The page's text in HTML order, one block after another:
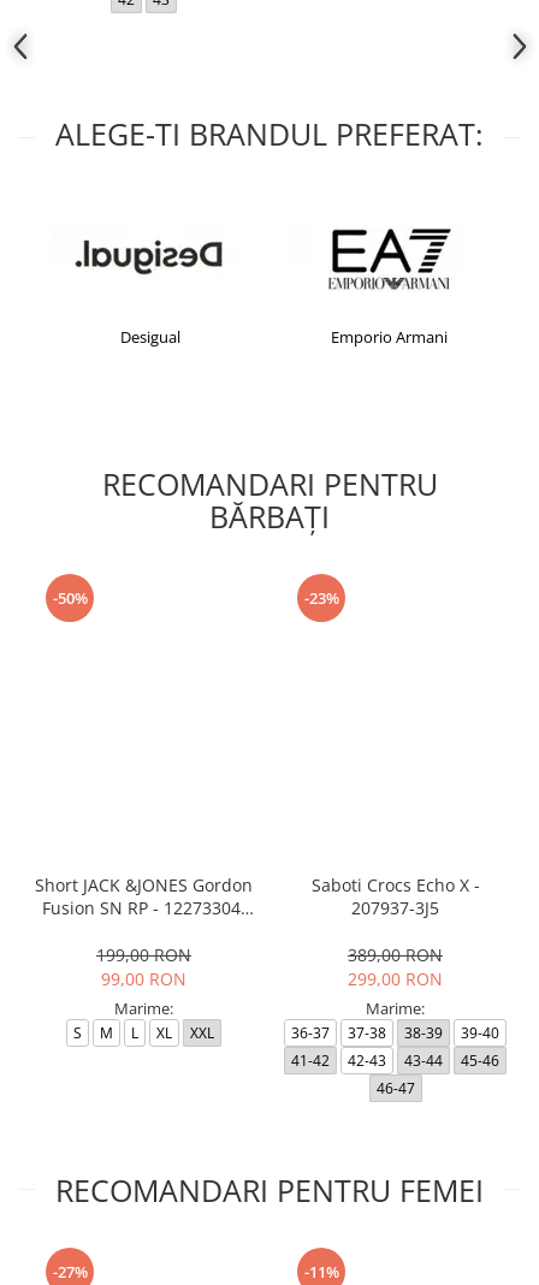
ALEGE-TI BRANDUL PREFERAT:
Desigual Emporio Armani
RECOMANDARI PENTRU
BĂRBAŢI
-50%
Short JACK &JONES Gordon
Fusion SN RP - 12273304-
199,00 RON
99,00 RON
Marime:
S M L XL XXL
-23%
Saboti Crocs Echo X -
207937-3J5
389,00 RON
299,00 RON
Marime:
36-37 37-38 38-39
39-40
41-42
42-43 43-44
45-46
46-47
RECOMANDARI PENTRU FEMEI
-27% -11%